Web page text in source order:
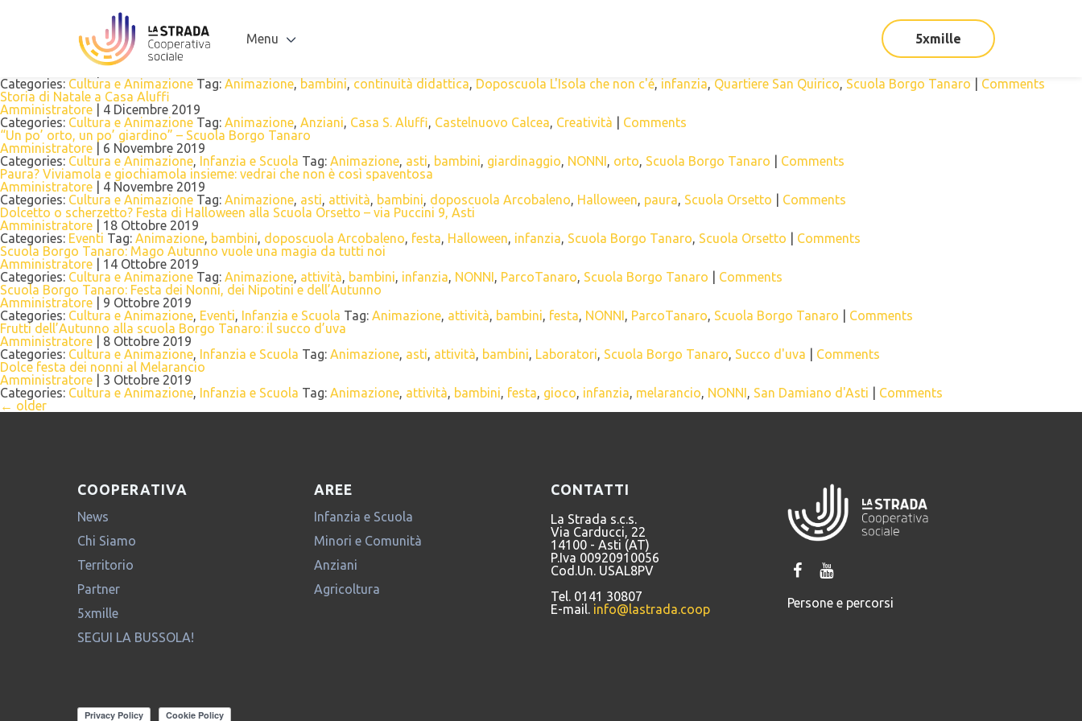
Menu 5xmille
Doposcuola “L’Isola che non c’è”: attendere il Natale con il calore della tradizione
Amministratore
23 Dicembre 2019
Eventi Tag: Animazione, Doposcuola L'Isola che non c'é
Scuola Borgo Tanaro e Isola che non c’è – Progetto continuità scolastica
12 Dicembre 2019
Categories: Cultura e Animazione Tag: Animazione, bambini, continuità didattica, Doposcuola L'Isola che non c'é, infanzia, Quartiere San Quirico, Scuola Borgo Tanaro
Comments
Storia di Natale a Casa Aluffi
Amministratore
4 Dicembre 2019
Categories: Cultura e Animazione Tag: Animazione, Anziani, Casa S. Aluffi, Castelnuovo Calcea, Creatività
Comments
“Un po’ orto, un po’ giardino” – Scuola Borgo Tanaro
Amministratore
6 Novembre 2019
Categories: Cultura e Animazione, Infanzia e Scuola Tag: Animazione, asti, bambini, giardinaggio, NONNI, orto, Scuola Borgo Tanaro
Comments
Paura? Viviamola e giochiamola insieme: vedrai che non è così spaventosa
Amministratore
4 Novembre 2019
Categories: Cultura e Animazione Tag: Animazione, asti, attività, bambini, doposcuola Arcobaleno, Halloween, paura, Scuola Orsetto
Comments
Dolcetto o scherzetto? Festa di Halloween alla Scuola Orsetto – via Puccini 9, Asti
Amministratore
18 Ottobre 2019
Categories: Eventi Tag: Animazione, bambini, doposcuola Arcobaleno, festa, Halloween, infanzia, Scuola Borgo Tanaro, Scuola Orsetto
Comments
Scuola Borgo Tanaro: Mago Autunno vuole una magia da tutti noi
Amministratore
14 Ottobre 2019
Categories: Cultura e Animazione Tag: Animazione, attività, bambini, infanzia, NONNI, ParcoTanaro, Scuola Borgo Tanaro
Comments
Scuola Borgo Tanaro: Festa dei Nonni, dei Nipotini e dell’Autunno
Amministratore
9 Ottobre 2019
Categories: Cultura e Animazione, Eventi, Infanzia e Scuola Tag: Animazione, attività, bambini, festa, NONNI, ParcoTanaro, Scuola Borgo Tanaro
Comments
Frutti dell’Autunno alla scuola Borgo Tanaro: il succo d’uva
Amministratore
8 Ottobre 2019
Categories: Cultura e Animazione, Infanzia e Scuola Tag: Animazione, asti, attività, bambini, Laboratori, Scuola Borgo Tanaro, Succo d'uva
Comments
Dolce festa dei nonni al Melarancio
Amministratore
3 Ottobre 2019
Categories: Cultura e Animazione, Infanzia e Scuola Tag: Animazione, attività, bambini, festa, gioco, infanzia, melarancio, NONNI, San Damiano d'Asti
Comments
← older
COOPERATIVA
News
Chi Siamo
Territorio
Partner
5xmille
SEGUI LA BUSSOLA!
AREE
Infanzia e Scuola
Minori e Comunità
Anziani
Agricoltura
CONTATTI
La Strada s.c.s.
Via Carducci, 22
14100 - Asti (AT)
P.Iva 00920910056
Cod.Un. USAL8PV
Tel. 0141 30807
E-mail. info@lastrada.coop Persone e percorsi